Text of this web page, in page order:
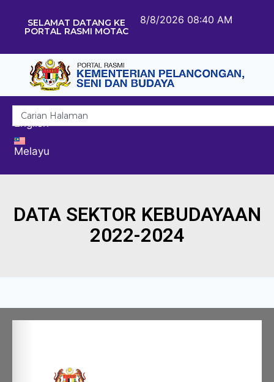
SELAMAT DATANG KE
PORTAL RASMI MOTAC
8/8/2026 08:40 AM
English
Melayu
DATA SEKTOR KEBUDAYAAN
2022-2024